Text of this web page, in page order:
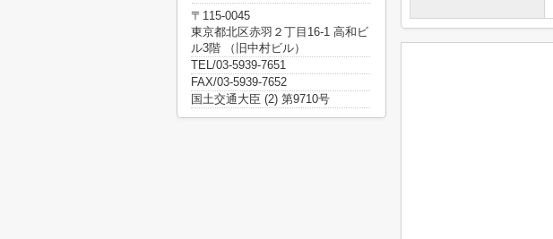
〒115-0045
東京都北区赤羽２丁目16-1 高和ビ
ル3階 （旧中村ビル）
TEL/03-5939-7651
FAX/03-5939-7652
国土交通大臣 (2) 第9710号